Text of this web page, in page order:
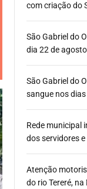
com criação do
São Gabriel do
dia 22 de agosto
São Gabriel do
sangue nos
Rede municipal
dos servidores
Atenção
do rio Tereré,